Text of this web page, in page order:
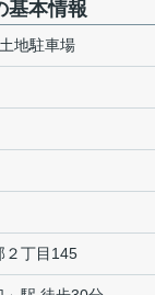
基本情報
地駐車場
２丁目145